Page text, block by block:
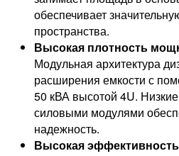
обеспечивает
пространства.
Высокая плотность
Модульная архитектура
расширения емкости с
50 кВА высотой 4U.
силовыми модулями
надежность.
Высокая эффективность